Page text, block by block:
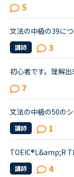
5
講師 3
7
講師 1
講師 4